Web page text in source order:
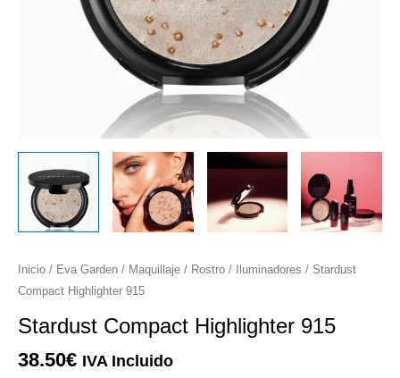
Inicio / Eva Garden / Maquillaje / Rostro / Iluminadores / Stardust
Compact Highlighter 915
Stardust Compact Highlighter 915
38.50€ IVA Incluido
Stardust
Compact
915
cantidad